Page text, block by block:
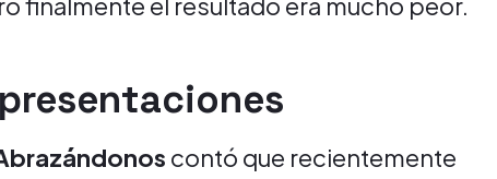
contó que recientemente